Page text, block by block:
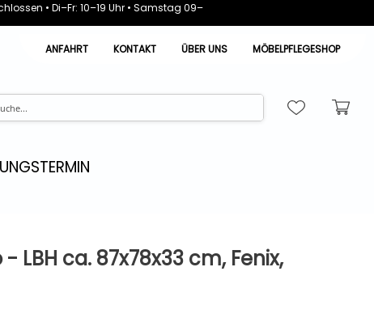
• Di–Fr: 10–19 Uhr • Samstag 09–
ANFAHRT
KONTAKT ÜBER UNS MÖBELPFLEGESHOP
LBH ca. 87x78x33 cm, Fenix,